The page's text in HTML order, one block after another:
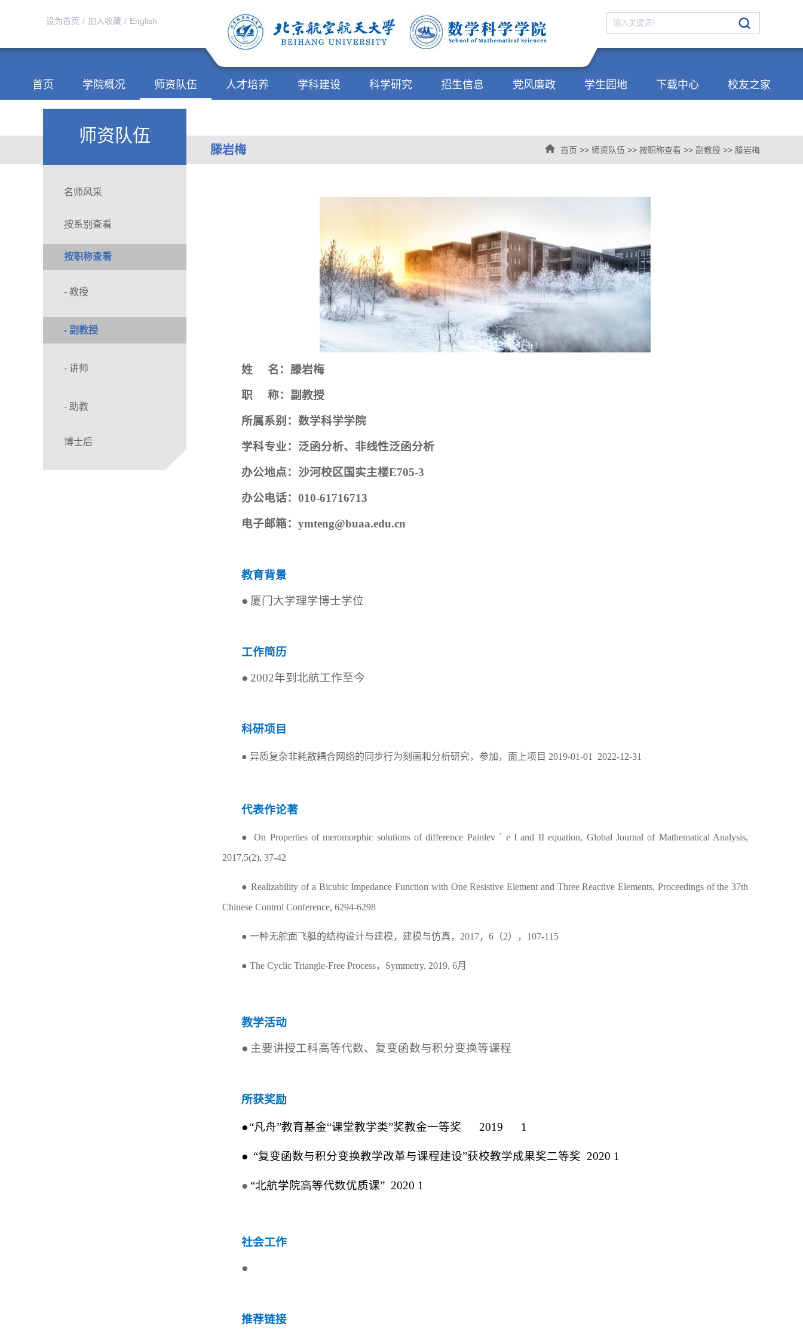
设为首页 / 加入收藏 / English
首页 学院概况 师资队伍 人才培养 学科建设 科学研究 招生信息 党风廉政 学生园地 下载中心 校友之家
师资队伍
滕岩梅 首页 >> 师资队伍 >> 按职称查看 >> 副教授 >> 滕岩梅
名师风采
按系别查看
按职称查看
- 教授
- 副教授
- 讲师
- 助教
博士后
姓 名：滕岩梅
职 称：副教授
所属系别：数学科学学院
学科专业：泛函分析、非线性泛函分析
办公地点：沙河校区国实主楼E705-3
办公电话： 010-61716713
电子邮箱： ymteng@buaa.edu.cn
教育背景
● 厦门大学理学博士学位
工作简历
● 2002年到北航工作至今
科研项目
● 异质复杂非耗散耦合网络的同步行为刻画和分析研究，参加，面上项目 2019-01-01 2022-12-31
代表作论著
● On Properties of meromorphic solutions of difference Painlev ´ e I and II equation, Global Journal of Mathematical Analysis,
2017,5(2), 37-42
● Realizability of a Bicubic Impedance Function with One Resistive Element and Three Reactive Elements, Proceedings of the 37th
Chinese Control Conference, 6294-6298
● 一种无舵面飞艇的结构设计与建模，建模与仿真， 2017， 6 （2）， 107-115
● The Cyclic Triangle-Free Process， Symmetry, 2019, 6月
教学活动
● 主要讲授工科高等代数、复变函数与积分变换等课程
所获奖励
●“凡舟”教育基金“课堂教学类”奖教金一等奖 2019 1
● “复变函数与积分变换教学改革与课程建设”获校教学成果奖二等奖 2020 1
● “北航学院高等代数优质课” 2020 1
社会工作
●
推荐链接